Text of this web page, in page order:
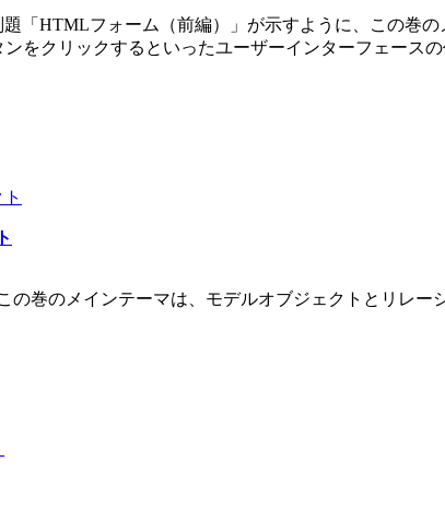
題「HTMLフォーム（前編）」が示すように、この巻
をクリックするといったユーザーインターフェースの
の巻のメインテーマは、モデルオブジェクトとリレー